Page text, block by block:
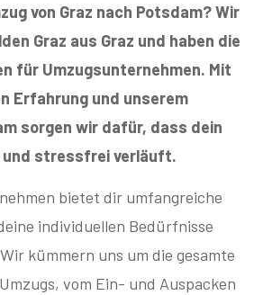
von Graz nach Potsdam? Wir
Graz aus Graz und haben die
für Umzugsunternehmen. Mit
Erfahrung und unserem
sorgen wir dafür, dass dein
und stressfrei verläuft.
bietet dir umfangreiche
individuellen Bedürfnisse
kümmern uns um die gesamte
vom Ein- und Auspacken